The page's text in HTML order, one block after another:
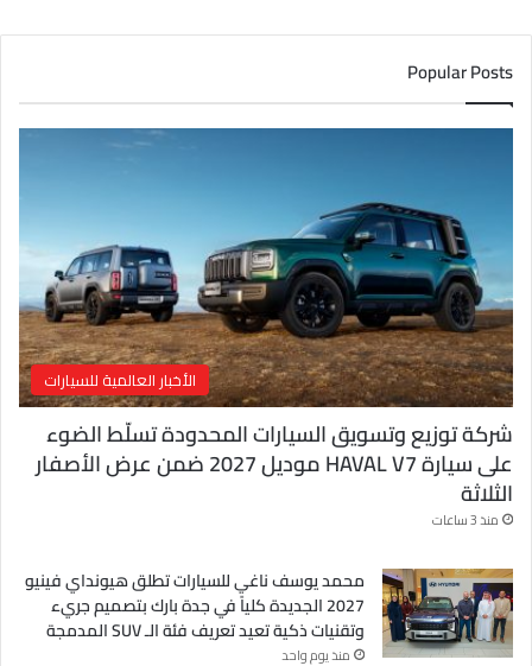
د
ا
ل
إ
ي
Popular Posts
الأخبار العالمية للسيارات
شركة توزيع وتسويق السيارات المحدودة تسلّط الضوء
على سيارة HAVAL V7 موديل 2027 ضمن عرض الأصفار
الثلاثة
منذ 3 ساعات
محمد يوسف ناغي للسيارات تطلق هيونداي فينيو
2027 الجديدة كلياً في جدة بارك بتصميم جريء
وتقنيات ذكية تعيد تعريف فئة الـ SUV المدمجة
منذ يوم واحد